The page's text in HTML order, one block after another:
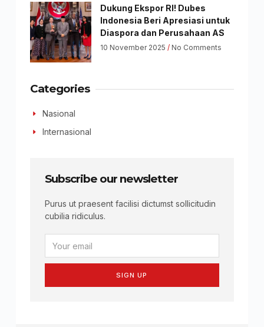
Dukung Ekspor RI! Dubes
Indonesia Beri Apresiasi untuk
Diaspora dan Perusahaan AS
10 November 2025 No Comments
Categories
Nasional
Internasional
Subscribe our newsletter
Purus ut praesent facilisi dictumst sollicitudin
cubilia ridiculus.
SIGN UP